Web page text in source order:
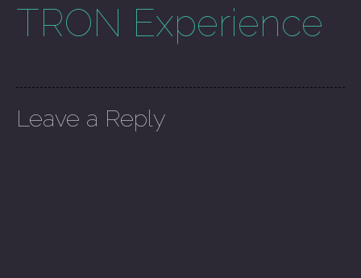
TRON Experience
Leave a Reply